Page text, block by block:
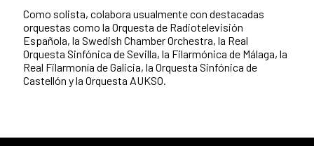
Como solista, colabora usualmente con destacadas
orquestas como la Orquesta de Radiotelevisión
Española, la Swedish Chamber Orchestra, la Real
Orquesta Sinfónica de Sevilla, la Filarmónica de Málaga, la
Real Filarmonía de Galicia, la Orquesta Sinfónica de
Castellón y la Orquesta AUKSO.